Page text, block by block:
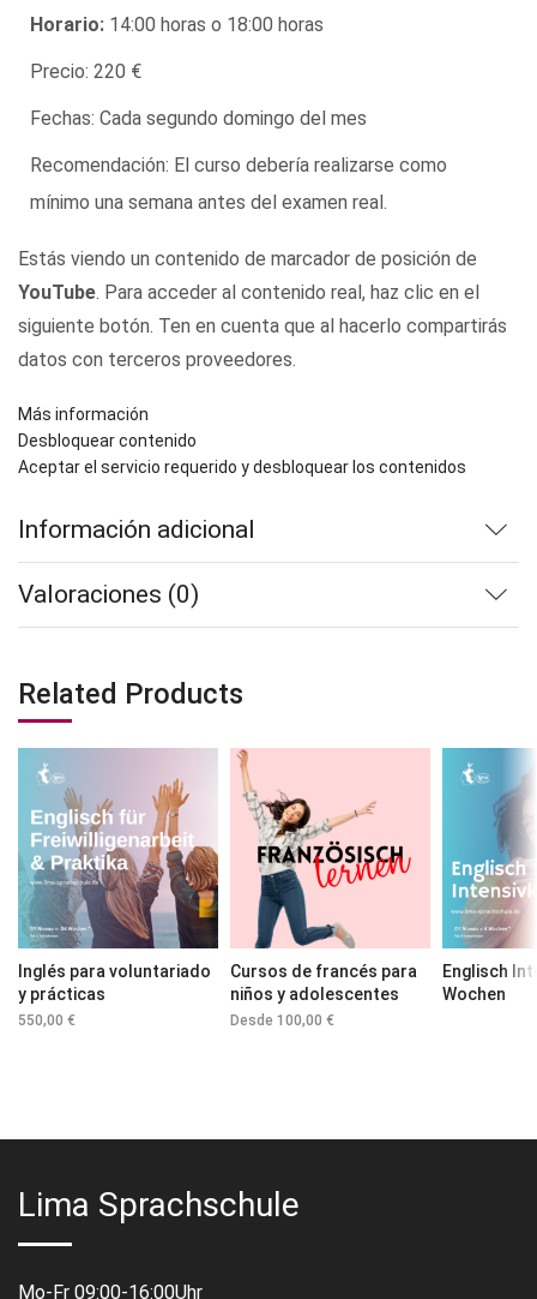
Horario: 14:00 horas o 18:00 horas
Precio: 220 €
Fechas: Cada segundo domingo del mes
Recomendación: El curso debería realizarse como
mínimo una semana antes del examen real.
Estás viendo un contenido de marcador de posición de
YouTube. Para acceder al contenido real, haz clic en el
siguiente botón. Ten en cuenta que al hacerlo compartirás
datos con terceros proveedores.
Más información
Desbloquear contenido
Aceptar el servicio requerido y desbloquear los contenidos
Información adicional
Valoraciones (0)
Related Products
Inglés para voluntariado
y prácticas
550,00 €
Cursos de francés para
niños y adolescentes
Desde 100,00€
Englisch
Wochen
Lima Sprachschule
Mo-Fr 09:00-16:00Uhr